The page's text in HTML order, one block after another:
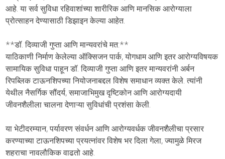
आहे. या सर्व सुविधा रहिवाशांच्या शारीरिक आणि मानसिक आरोग्याला
प्रोत्साहन देण्यासाठी डिझाइन केल्या आहेत.
**डॉ. दिव्याजी गुप्ता आणि मान्यवरांचे मत:**
याठिकाणी निर्माण केलेल्या ऑक्सिजन पार्क, योगधाम आणि इतर आरोग्यविषयक
सामायिक सुविधा पाहून डॉ. दिव्याजी गुप्ता आणि इतर मान्यवरांनी अर्बन
रिपब्लिक टाऊनशिपच्या नियोजनाबद्दल विशेष समाधान व्यक्त केले. त्यांनी
येथील नैसर्गिक सौंदर्य, समाजाभिमुख दृष्टिकोन आणि आरोग्यदायी
जीवनशैलीला चालना देणाऱ्या सुविधांची प्रशंसा केली.
या भेटीदरम्यान, पर्यावरण संवर्धन आणि आरोग्यवर्धक जीवनशैलीचा प्रसार
करण्याच्या टाऊनशिपच्या प्रयत्नांवर विशेष भर दिला गेला, ज्यामुळे मिरज
शहराचा नावलौकिक वाढतो आहे.